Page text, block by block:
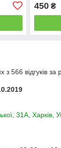
450₴
566 відгуків за
31А, Харків,